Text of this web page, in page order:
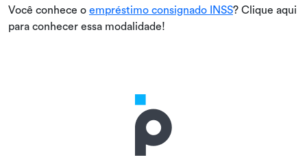
Você conhece o empréstimo consignado INSS? Clique aqui
para conhecer essa modalidade!